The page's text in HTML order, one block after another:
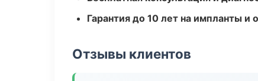
Гарантия до 10 лет на импланты и
Отзывы клиентов